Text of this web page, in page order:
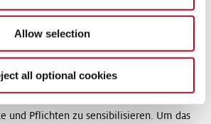
Allow selection
all optional cookies
Führungskräfte ein. Sie sollen die
sich selbst als wichtigen Baustein der
diese auch fördern und von den
Produktion – werden besondere
und Pflichten zu sensibilisieren. Um das